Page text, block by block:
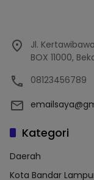
Jl.
BOX 11000,
08123456789
Kategori
Daerah
Kota Bandar